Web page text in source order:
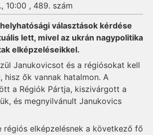
10:00 , 489. szám
választások kérdése
lett, mivel az ukrán nagypolitika
elképzeléseikkel.
Janukovicsot és a régiósokat kell
hisz ők vannak hatalmon. A
a Régiók Pártja, kiszivárgott a
és megnyilvánult Janukovics
régiós elképzelésnek a következő fő